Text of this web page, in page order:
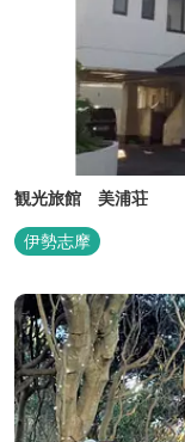
観光旅館 美浦荘
伊勢志摩